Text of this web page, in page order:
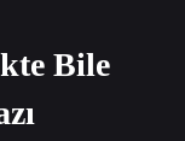
Bile